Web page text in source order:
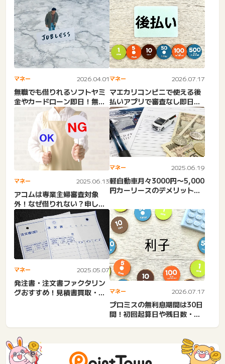
マネー 2026.04.01
無職でも借りれるソフトヤミ
金やカードローン即日！無職
借り入れ激甘審査ファイナ
マネー 2026.07.17
マエカリコンビニで使える後
払いアプリで審査なし即日
は？クイックペイ・通販・V
マ...
マネー 2025.06.13
アコムは専業主婦審査対象
外！なぜ借りれない？申し込
み条件と収入なしで借りる方
法...
マネー 2025.06.19
軽自動車月々3000円〜5,000
円カーリースのデメリット！
マネー 2025.05.07
発注書・注文書ファクタリン
グおすすめ！見積書買取・現
マネー 2026.07.17
プロミスの無利息期間は30日
間！初回起算日や残日数・残